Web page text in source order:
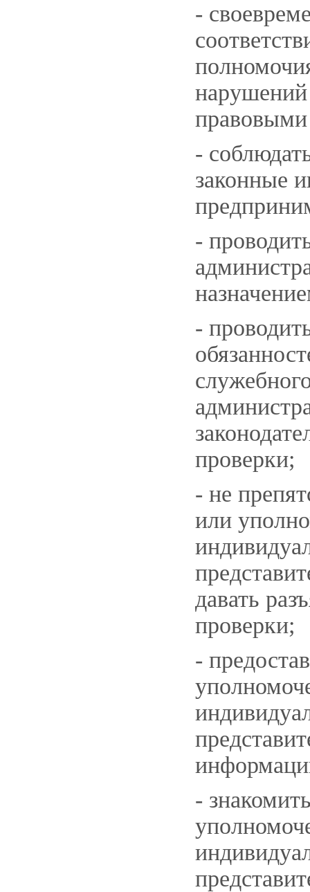
-
-
законные
-
-
проверки;
- не
или
давать
проверки;
-
-